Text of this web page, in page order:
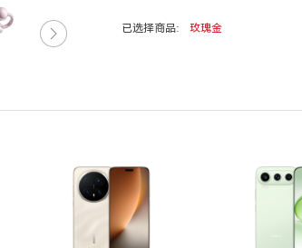
已选择商品: 玫瑰金